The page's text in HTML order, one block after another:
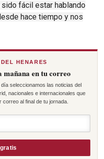
sido fácil estar hablando
hace tiempo y nos
HENARES
mañana en tu correo
seleccionamos las noticias del
nacionales e internacionales que
al final de tu jornada.